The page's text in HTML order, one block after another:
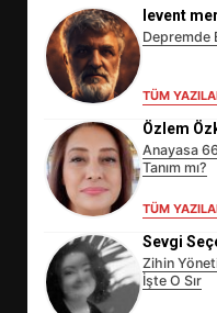
levent
Depremde
TÜM
Özlem
Anayasa
Tanım mı?
TÜM
Sevgi
Zihin
İşte O Sır